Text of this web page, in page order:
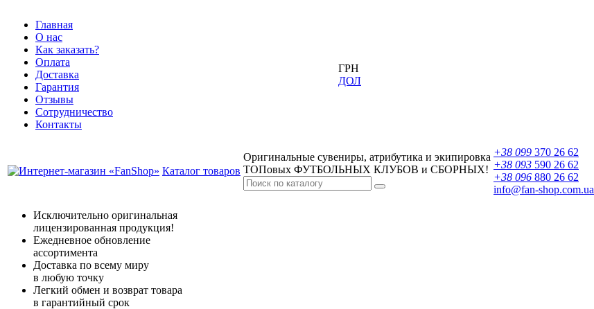
Главная
О нас
Как заказать?
Оплата
Доставка
Гарантия
Отзывы
Сотрудничество
Контакты
ГРН
ДОЛ
Каталог товаров
Оригинальные сувениры, атрибутика и экипировка
ТОПовых ФУТБОЛЬНЫХ КЛУБОВ и СБОРНЫХ!
+38 099 370 26 62
+38 093 590 26 62
+38 096 880 26 62
info@fan-shop.com.ua
Исключительно оригинальная
лицензированная продукция!
Ежедневное обновление
ассортимента
Доставка по всему миру
в любую точку
Легкий обмен и возврат товара
в гарантийный срок